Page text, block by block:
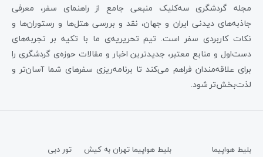
مجله گردشگری سه‌کلیک منبعی جامع از راهنمای سفر، معرفی
جاذبه‌های دیدنی ایران و جهان، نقد و بررسی هتل‌ها و رستوران‌ها و
نکات کاربردی سفر است. تیم تحریریه‌ی ما با تکیه بر تجربه‌های
دست‌اول و منابع معتبر، جدیدترین اخبار و مقالات حوزه‌ی گردشگری را
برای علاقه‌مندان فراهم می‌کند تا برنامه‌ریزی سفرهای شما آسان‌تر و
لذت‌بخش‌تر شود.
بلیط هواپیما
بلیط هواپیما تهران به کیش
تور دبی